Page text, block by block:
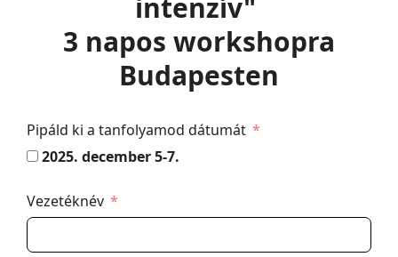
intenzív"
3 napos workshopra
Budapesten
Pipáld ki a tanfolyamod dátumát
2025. december 5-7.
Vezetéknév